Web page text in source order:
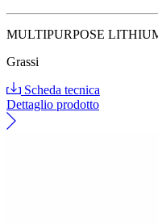
MULTIPURPOSE
Grassi
Scheda tecnica
Dettaglio prodotto